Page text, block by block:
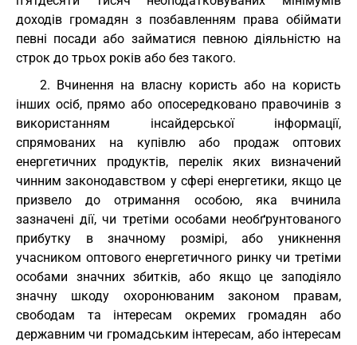
доходів громадян з позбавленням права обіймати
певні посади або займатися певною діяльністю на
строк до трьох років або без такого.
2. Вчинення на власну користь або на користь
інших осіб, прямо або опосередковано правочинів з
використанням інсайдерської інформації,
спрямованих на купівлю або продаж оптових
енергетичних продуктів, перелік яких визначений
чинним законодавством у сфері енергетики, якщо це
призвело до отримання особою, яка вчинила
зазначені дії, чи третіми особами необґрунтованого
прибутку в значному розмірі, або уникнення
учасником оптового енергетичного ринку чи третіми
особами значних збитків, або якщо це заподіяло
значну шкоду охоронюваним законом правам,
свободам та інтересам окремих громадян або
державним чи громадським інтересам, або інтересам